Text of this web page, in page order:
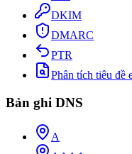
DKIM
DMARC
PTR
Phân tích tiêu đề
Bản ghi DNS
A